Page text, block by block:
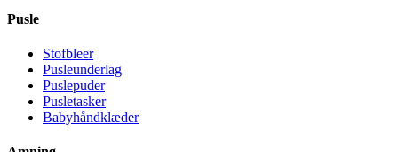
Pusle
Stofbleer
Pusleunderlag
Puslepuder
Pusletasker
Babyhåndklæder